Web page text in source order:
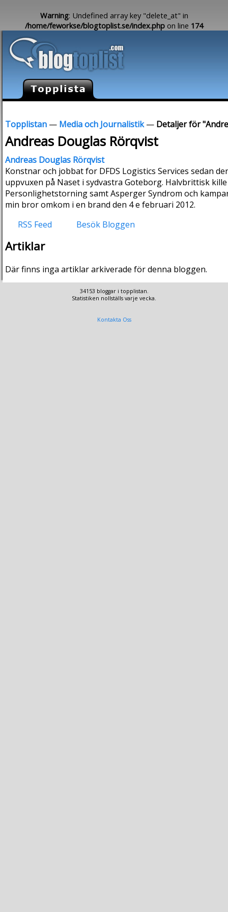
Warning: Undefined array key "delete_at" in
/home/feworkse/blogtoplist.se/index.php on line 174
Topplistan — Media och Journalistik— Detaljer för
Andreas Douglas Rörqvist
Andreas Douglas Rörqvist
Konstnar och jobbat for DFDS Logistics Services sedan
uppvuxen på Naset i sydvastra Goteborg. Halvbrittisk
Personlighetstorning samt Asperger Syndrom och
min bror omkom i en brand den 4 e februari 2012.
RSS Feed
Besök Bloggen
Artiklar
Där finns inga artiklar arkiverade för denna bloggen.
34153 bloggar i topplistan.
Statistiken nollställs varje vecka.
Kontakta Oss